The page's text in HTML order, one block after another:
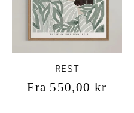
REST
Vanlig
Fra 550,00 kr